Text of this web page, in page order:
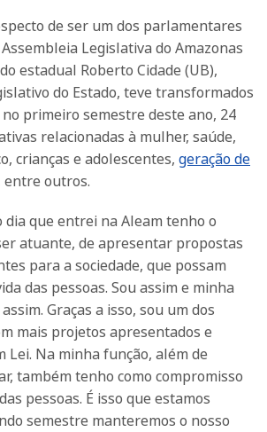
de ser um dos parlamentares
Legislativa do Amazonas
estadual Roberto Cidade (UB),
do Estado, teve transformados
primeiro semestre deste ano, 24
relacionadas à mulher, saúde,
crianças e adolescentes, geração de
entre outros.
dia que entrei na Aleam tenho o
atuante, de apresentar propostas
para a sociedade, que possam
das pessoas. Sou assim e minha
Graças a isso, sou um dos
mais projetos apresentados e
Lei. Na minha função, além de
também tenho como compromisso
pessoas. É isso que estamos
semestre manteremos o nosso